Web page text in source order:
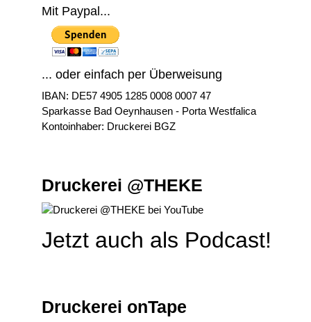
Mit Paypal...
... oder einfach per Überweisung
IBAN: DE57 4905 1285 0008 0007 47
Sparkasse Bad Oeynhausen - Porta Westfalica
Kontoinhaber: Druckerei BGZ
Druckerei @THEKE
Jetzt auch als Podcast!
Druckerei onTape